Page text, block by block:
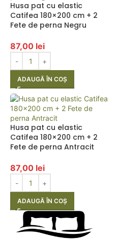
Husa pat cu elastic
Catifea 180×200 cm + 2
Fete de perna Negru
87,00 lei
ADAUGĂ ÎN COȘ
Husa pat cu elastic
Catifea 180×200 cm + 2
Fete de perna Antracit
87,00 lei
ADAUGĂ ÎN COȘ